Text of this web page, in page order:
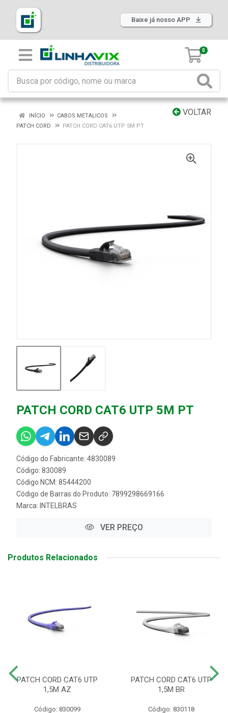
Baixe já nosso APP
0
VOLTAR
INÍCIO
CABOS METALICOS
PATCH CORD
PATCH CORD CAT6 UTP 5M PT
PATCH CORD CAT6 UTP 5M PT
Código do Fabricante: 4830089
Código: 830089
Código NCM: 85444200
Código de Barras do Produto: 7899298669166
Marca: INTELBRAS
VER PREÇO
Produtos Relacionados
PATCH CORD CAT6 UTP
1,5M AZ
Código: 830099
PATCH CORD CAT6 UTP
1,5M BR
Código: 830118